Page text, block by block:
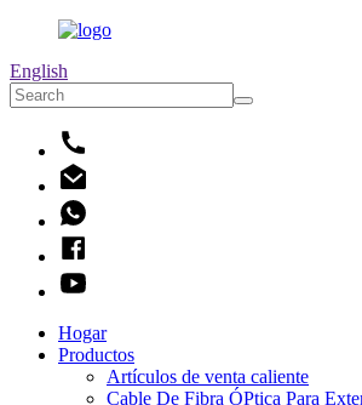
English
Hogar
Productos
Artículos de venta caliente
Cable De Fibra ÓPtica Para